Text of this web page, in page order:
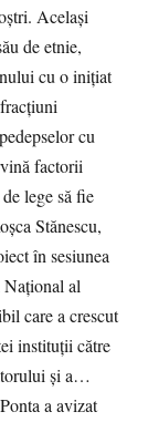
Același
de etnie,
cu o iniţiat
cu
factorii
lege să fie
Stănescu,
în sesiunea
al
care a crescut
instituții către
și a…
a avizat